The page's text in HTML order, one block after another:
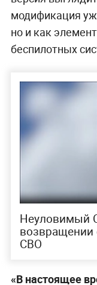
модификация
но и как
беспилотных
Неуловимый
возвращении
СВО
«В настоящее